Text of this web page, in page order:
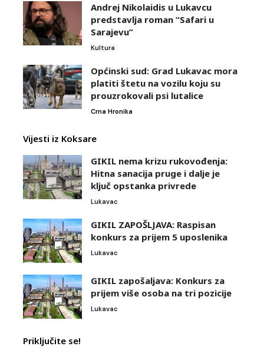
Andrej Nikolaidis u Lukavcu
predstavlja roman “Safari u
Sarajevu”
Kultura
Općinski sud: Grad Lukavac mora
platiti štetu na vozilu koju su
prouzrokovali psi lutalice
Crna Hronika
Vijesti iz Koksare
GIKIL nema krizu rukovođenja:
Hitna sanacija pruge i dalje je
ključ opstanka privrede
Lukavac
GIKIL ZAPOŠLJAVA: Raspisan
konkurs za prijem 5 uposlenika
Lukavac
GIKIL zapošaljava: Konkurs za
prijem više osoba na tri pozicije
Lukavac
Priključite se!